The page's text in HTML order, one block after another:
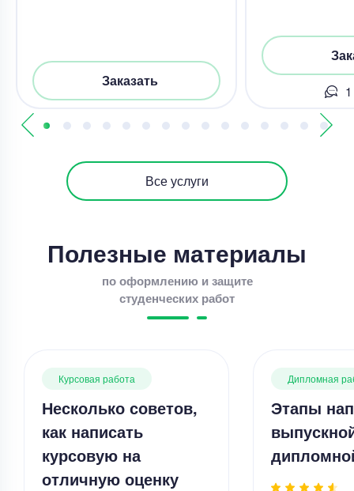
Заказать
Все услуги
Полезные материалы
по оформлению и защите
студенческих работ
Курсовая работа
Несколько советов,
как написать
курсовую на
отличную оценку
Дипломная
Этапы